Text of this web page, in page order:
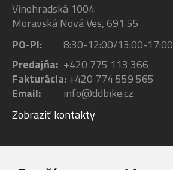
Vinohradská 1004
Moravská Nová Ves, 691 55
PO-PI:
8:30-12:00/13:00-17:00
Predajňa: +420 775 113 366
Fakturácia:+420 774 559 565
Email:
info@ddbike.cz
Zobraziť kontakty
Facebook Instagram